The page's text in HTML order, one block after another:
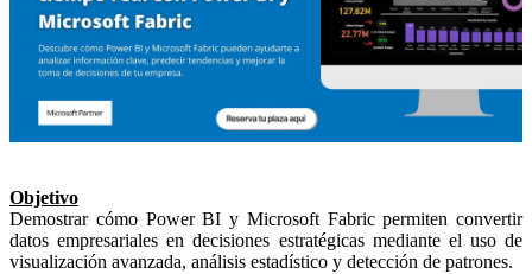
Objetivo
Demostrar cómo Power BI y Microsoft Fabric permiten convertir
datos empresariales en decisiones estratégicas mediante el uso de
visualización avanzada, análisis estadístico y detección de patrones.